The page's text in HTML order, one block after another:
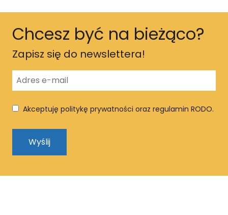
Chcesz być na bieżąco?
Zapisz się do newslettera!
Akceptuję politykę prywatności oraz regulamin RODO.